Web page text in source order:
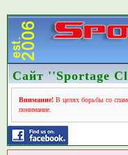
Сайт ''Sportage
Внимание!В целях борьбы со
понимание.